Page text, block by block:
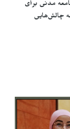
مدنی برای
چالش‌هایی